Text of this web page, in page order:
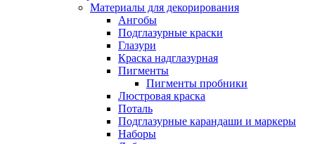
Материалы для декорирования
Ангобы
Подглазурные краски
Глазури
Краска надглазурная
Пигменты
Пигменты пробники
Люстровая краска
Поталь
Подглазурные карандаши и маркеры
Наборы